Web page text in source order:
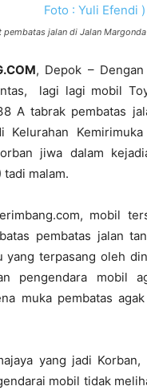
jalan di Jalan
, Depok –
lagi lagi mobil
A tabrak pembatas
Kelurahan
jiwa dalam
tadi malam.
mobil
pembatas jalan
yang terpasang oleh
pengendara mobil
muka pembatas
yang jadi
mobil tidak